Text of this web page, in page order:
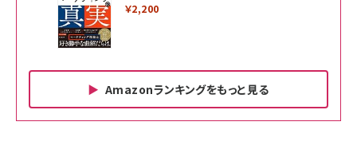
￥2,200
Amazonランキングをもっと見る